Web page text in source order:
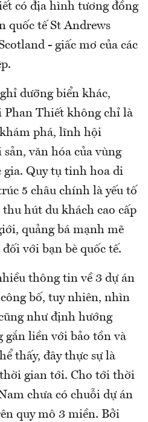
có địa hình tương đồng
quốc tế St Andrews
- giấc mơ của các
dưỡng biển khác,
Phan Thiết không chỉ là
phá, lĩnh hội
văn hóa của vùng
gia. Quy tụ tinh hoa di
5 châu chính là yếu tố
hút du khách cao cấp
quảng bá mạnh mẽ
với bạn bè quốc tế.
thông tin về 3 dự án
bố, tuy nhiên, nhìn
như định hướng
liền với bảo tồn và
thấy, đây thực sự là
gian tới. Cho tới thời
chưa có chuỗi dự án
quy mô 3 miền. Bởi